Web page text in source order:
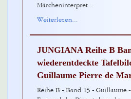
Märcheninterpret...
Weiterlesen...
JUNGIANA Reihe B
wiederentdeckte
Guillaume Pierre de
Reihe B - Band 15 - Guillaume -